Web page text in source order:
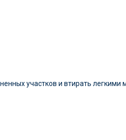
участков и втирать